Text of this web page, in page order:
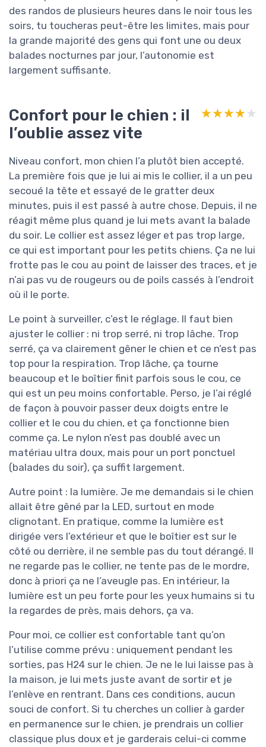
des randos de plusieurs heures dans le noir tous les
soirs, tu toucheras peut-être les limites, mais pour
la grande majorité des gens qui font une ou deux
balades nocturnes par jour, l’autonomie est
largement suffisante.
Confort pour le chien : il
l’oublie assez vite
★★★★★
★★★★★
Niveau confort, mon chien l’a plutôt bien accepté.
La première fois que je lui ai mis le collier, il a un peu
secoué la tête et essayé de le gratter deux
minutes, puis il est passé à autre chose. Depuis, il ne
réagit même plus quand je lui mets avant la balade
du soir. Le collier est assez léger et pas trop large,
ce qui est important pour les petits chiens. Ça ne lui
frotte pas le cou au point de laisser des traces, et je
n’ai pas vu de rougeurs ou de poils cassés à l’endroit
où il le porte.
Le point à surveiller, c’est le réglage. Il faut bien
ajuster le collier : ni trop serré, ni trop lâche. Trop
serré, ça va clairement gêner le chien et ce n’est pas
top pour la respiration. Trop lâche, ça tourne
beaucoup et le boîtier finit parfois sous le cou, ce
qui est un peu moins confortable. Perso, je l’ai réglé
de façon à pouvoir passer deux doigts entre le
collier et le cou du chien, et ça fonctionne bien
comme ça. Le nylon n’est pas doublé avec un
matériau ultra doux, mais pour un port ponctuel
(balades du soir), ça suffit largement.
Autre point : la lumière. Je me demandais si le chien
allait être gêné par la LED, surtout en mode
clignotant. En pratique, comme la lumière est
dirigée vers l’extérieur et que le boîtier est sur le
côté ou derrière, il ne semble pas du tout dérangé. Il
ne regarde pas le collier, ne tente pas de le mordre,
donc à priori ça ne l’aveugle pas. En intérieur, la
lumière est un peu forte pour les yeux humains si tu
la regardes de près, mais dehors, ça va.
Pour moi, ce collier est confortable tant qu’on
l’utilise comme prévu : uniquement pendant les
sorties, pas H24 sur le chien. Je ne le lui laisse pas à
la maison, je lui mets juste avant de sortir et je
l’enlève en rentrant. Dans ces conditions, aucun
souci de confort. Si tu cherches un collier à garder
en permanence sur le chien, je prendrais un collier
classique plus doux et je garderais celui-ci comme